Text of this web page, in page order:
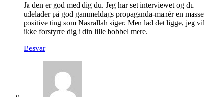
Ja den er god med dig du. Jeg har set interviewet og du
udelader på god gammeldags propaganda-manér en masse
positive ting som Nasrallah siger. Men lad det ligge, jeg vil
ikke forstyrre dig i din lille bobbel mere.
Besvar